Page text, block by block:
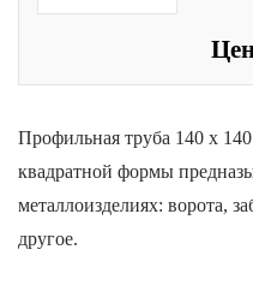
Профильная труба 140 х
квадратной формы
металлоизделиях: ворота,
другое.